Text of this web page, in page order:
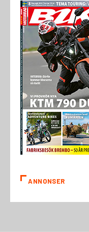
ANNONSER